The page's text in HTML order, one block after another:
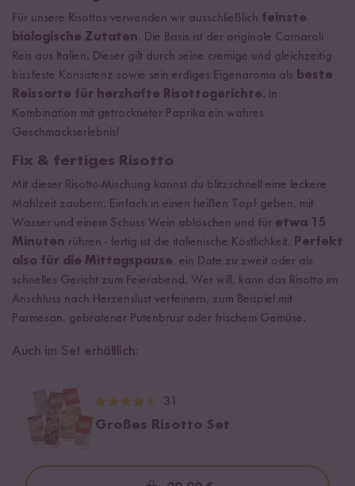
Für unsere Risottos verwenden wir ausschließlich feinste
biologische Zutaten. Die Basis ist der originale Carnaroli
Reis aus Italien. Dieser gilt durch seine cremige und gleichzeitig
bissfeste Konsistenz sowie sein erdiges Eigenaroma als beste
Reissorte für herzhafte Risottogerichte. In
Kombination mit getrockneter Paprika ein wahres
Geschmackserlebnis!
Fix & fertiges Risotto
Mit dieser Risotto-Mischung kannst du blitzschnell eine leckere
Mahlzeit zaubern. Einfach in einen heißen Topf geben, mit
Wasser und einem Schuss Wein ablöschen und für etwa 15
Minuten rühren - fertig ist die italienische Köstlichkeit. Perfekt
also für die Mittagspause, ein Date zu zweit oder als
schnelles Gericht zum Feierabend. Wer will, kann das Risotto im
Anschluss nach Herzenslust verfeinern, zum Beispiel mit
Parmesan, gebratener Putenbrust oder frischem Gemüse.
Auch im Set erhältlich:
31
Großes Risotto Set